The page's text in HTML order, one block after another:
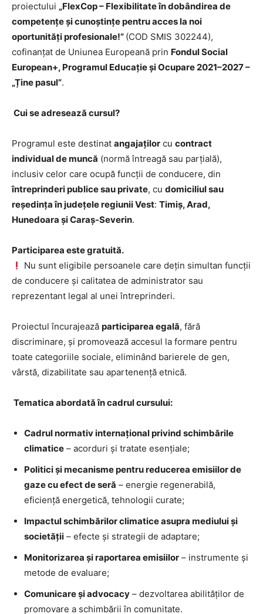
proiectului „FlexCop – Flexibilitate în dobândirea de
competențe și cunoștințe pentru acces la noi
oportunități profesionale!” (COD SMIS 302244),
cofinanțat de Uniunea Europeană prin Fondul Social
European+, Programul Educație și Ocupare 2021–2027 –
„Ține pasul”.
Cui se adresează cursul?
Programul este destinat angajaților cu contract
individual de muncă (normă întreagă sau parțială),
inclusiv celor care ocupă funcții de conducere, din
întreprinderi publice sau private, cu domiciliul sau
reședința în județele regiunii Vest: Timiș, Arad,
Hunedoara și Caraș-Severin.
Participarea este gratuită.
Nu sunt eligibile persoanele care dețin simultan funcții
de conducere și calitatea de administrator sau
reprezentant legal al unei întreprinderi.
Proiectul încurajează participarea egală, fără
discriminare, și promovează accesul la formare pentru
toate categoriile sociale, eliminând barierele de gen,
vârstă, dizabilitate sau apartenență etnică.
Tematica abordată în cadrul cursului:
Cadrul normativ internațional privind schimbările
climatice – acorduri și tratate esențiale;
Politici și mecanisme pentru reducerea emisiilor de
gaze cu efect de seră – energie regenerabilă,
eficiență energetică, tehnologii curate;
Impactul schimbărilor climatice asupra mediului și
societății – efecte și strategii de adaptare;
Monitorizarea și raportarea emisiilor – instrumente și
metode de evaluare;
Comunicare și advocacy – dezvoltarea abilităților de
promovare a schimbării în comunitate.